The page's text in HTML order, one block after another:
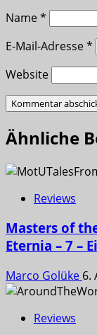
Name*
E-Mail-Adresse*
Website
Ähnliche
Reviews
Masters of
Eternia – 7 –
Marco Golüke 6.
Reviews